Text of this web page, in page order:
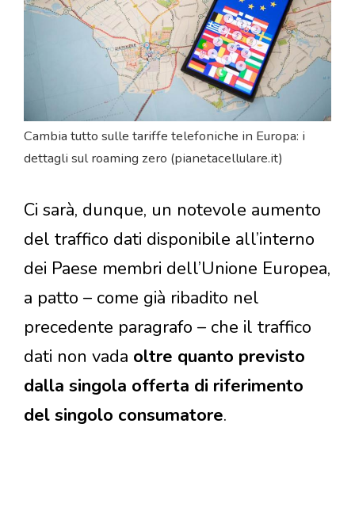
Cambia tutto sulle tariffe telefoniche in Europa: i
dettagli sul roaming zero (pianetacellulare.it)
Ci sarà, dunque, un notevole aumento
del traffico dati disponibile all’interno
dei Paese membri dell’Unione Europea,
a patto – come già ribadito nel
precedente paragrafo – che il traffico
dati non vada oltre quanto previsto
dalla singola offerta di riferimento
del singolo consumatore.